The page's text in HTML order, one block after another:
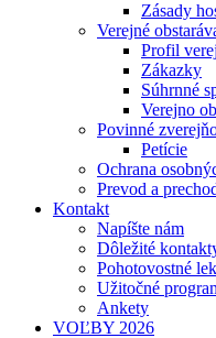
Zásady
Verejné
Profil
Zákazky
Súhrnné
Verejno
Povinné
Petície
Ochrana
Prevod a
Kontakt
Napíšte nám
Dôležité
Pohotovostné
Užitočné
Ankety
VOĽBY 2026